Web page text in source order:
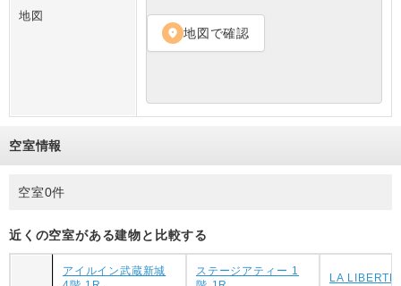
地図
location_on 地図で確認
空室情報
空室0件
近くの空室がある建物と比較する
アイルイン武蔵新城
ステージアティー 1
LA